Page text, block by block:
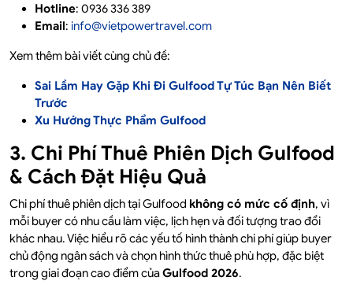
Hotline: 0936 336 389
Email: info@vietpowertravel.com
Xem thêm bài viết cùng chủ đề:
Sai Lầm Hay Gặp Khi Đi Gulfood Tự Túc Bạn Nên Biết
Trước
Xu Hướng Thực Phẩm Gulfood
3. Chi Phí Thuê Phiên Dịch Gulfood
& Cách Đặt Hiệu Quả
Chi phí thuê phiên dịch tại Gulfood không có mức cố định, vì
mỗi buyer có nhu cầu làm việc, lịch hẹn và đối tượng trao đổi
khác nhau. Việc hiểu rõ các yếu tố hình thành chi phí giúp buyer
chủ động ngân sách và chọn hình thức thuê phù hợp, đặc biệt
trong giai đoạn cao điểm củaGulfood 2026.